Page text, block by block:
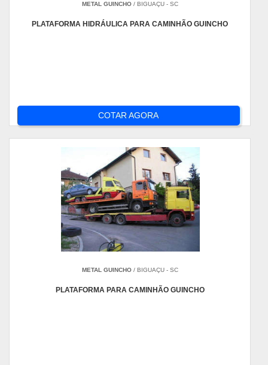
METAL GUINCHO/ BIGUAÇU - SC
PLATAFORMA HIDRÁULICA PARA CAMINHÃO GUINCHO
COTAR AGORA
METAL GUINCHO/ BIGUAÇU - SC
PLATAFORMA PARA CAMINHÃO GUINCHO